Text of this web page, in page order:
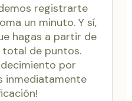
registrarte
un minuto. Y sí,
hagas a partir de
de puntos.
por
inmediatamente